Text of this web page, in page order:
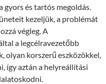
gyors és tartós megoldás.
kezeljük, a problémát
végleg. A
a legcélravezetőbb
olyan korszerű eszközökkel,
így aztán a helyreállítási